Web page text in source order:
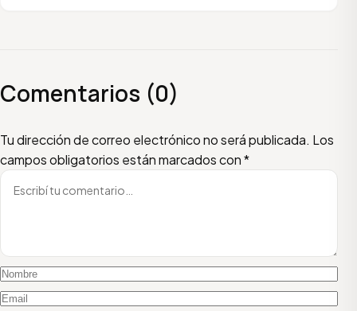
Comentarios (0)
Tu dirección de correo electrónico no será publicada. Los
campos obligatorios están marcados con*
Escribí tu comentario
Nombre
Email